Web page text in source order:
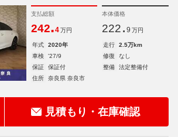
支払総額
242.4 万円
本体価格
222. 9 万円
年式 2020年 走行
2.5万km
車検
'27/9 修復
なし
保証
保証付 整備
法定整備付
住所
奈良県 奈良市
見積もり・在庫確認